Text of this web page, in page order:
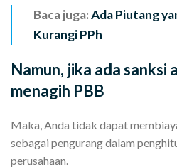
Baca juga:Ada Piutang
Kurangi PPh
Namun, jika ada sanksi
menagih PBB
Maka, Anda tidak dapat
sebagai pengurang dalam
perusahaan.